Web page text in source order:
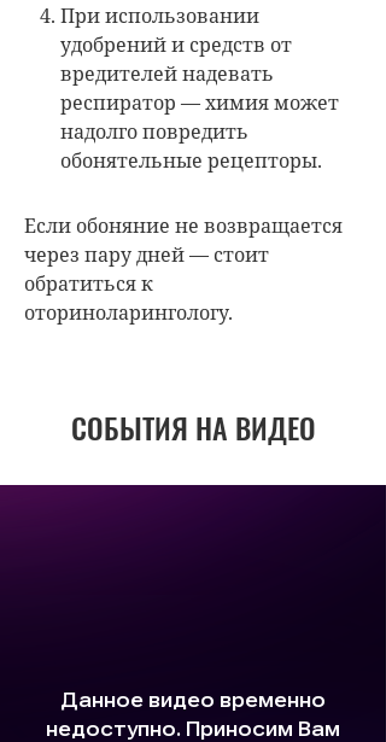
При использовании
удобрений и средств от
вредителей надевать
респиратор — химия может
надолго повредить
обонятельные рецепторы.
Если обоняние не возвращается
через пару дней — стоит
обратиться к
оториноларингологу.
СОБЫТИЯ НА ВИДЕО